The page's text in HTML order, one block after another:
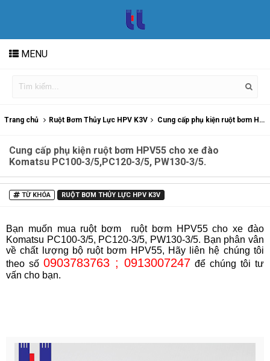
MENU
Trang chủ Ruột Bơm Thủy Lực HPV K3V Cung cấp phụ kiện ruột bơm HPV55 cho xe đào Komatsu PC100-3/5,PC120-3/5, PW130-3/5.
Cung cấp phụ kiện ruột bơm HPV55 cho xe đào
Komatsu PC100-3/5,PC120-3/5, PW130-3/5.
TỪ KHÓA RUỘT BƠM THỦY LỰC HPV K3V
Bạn muốn mua ruột bơm
ruột bơm HPV55 cho xe đào
Komatsu PC100-3/5, PC120-3/5, PW130-3/5. Bạn phân vân
về chất lượng bộ ruột bơm HPV55, Hãy liên hệ chúng tôi
theo số 0903783763 ; 0913007247 để chúng tôi tư
vấn cho bạn.